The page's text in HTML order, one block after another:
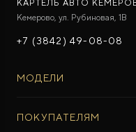
КАРТЕЛЬ АВТО
Кемерово, ул. Рубиновая, 1В
+7 (3842) 49-08-08
МОДЕЛИ
ROX ADAMAS
ПОКУПАТЕЛЯМ